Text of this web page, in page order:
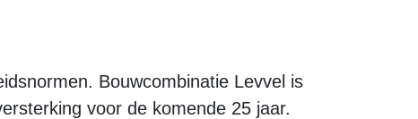
Bouwcombinatie Levvel is
voor de komende 25 jaar.